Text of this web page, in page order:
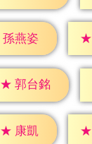
孫燕姿 ★
★ 郭台銘
★ 康凱 ★